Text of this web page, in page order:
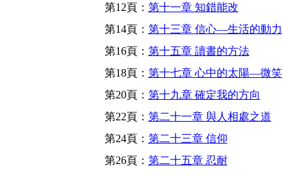
第12頁： 第十一章 知錯能改
第14頁： 第十三章 信心—生活的動力
第16頁： 第十五章 讀書的方法
第18頁： 第十七章 心中的太陽—微笑
第20頁： 第十九章 確定我的方向
第22頁： 第二十一章 與人相處之道
第24頁： 第二十三章 信仰
第26頁： 第二十五章 忍耐